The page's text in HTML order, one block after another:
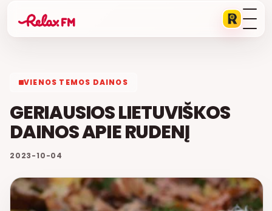
VIENOS TEMOS DAINOS
GERIAUSIOS LIETUVIŠKOS
DAINOS APIE RUDENĮ
2023-10-04